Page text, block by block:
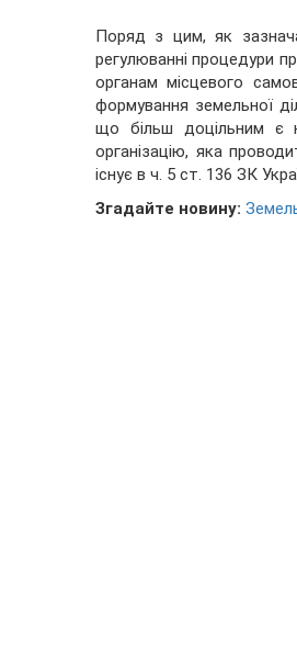
Поряд з цим, як
регулюванні процедури
органам місцевого
формування земельної
що більш доцільним є
організацію, яка
існує в ч. 5 ст. 136 ЗК
Згадайте новину: